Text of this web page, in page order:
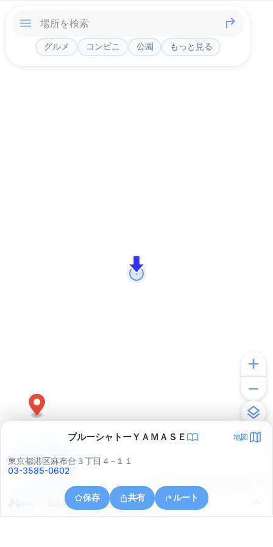
グルメ コンビニ 公園 もっと見る
ブルーシャトーＹＡＭＡＳＥ 地図
東京都港区麻布台３丁目４−１１
03-3585-0602
保存 共有 ルート
東京都千代田区神田司町２丁目５
アプリで見る